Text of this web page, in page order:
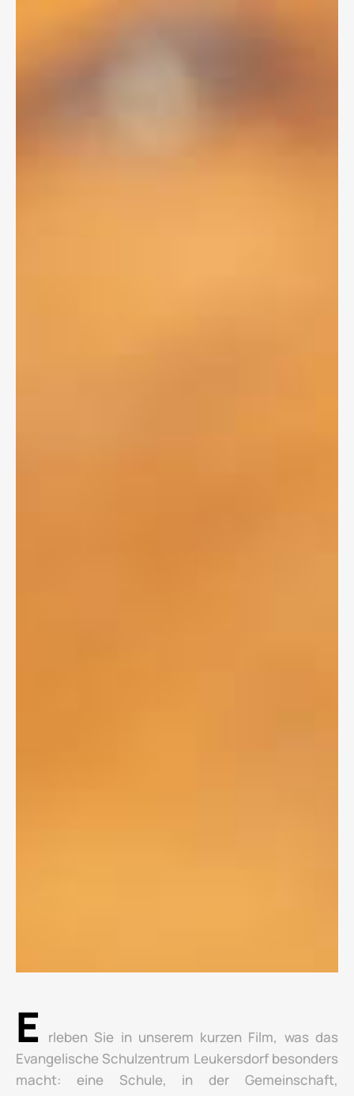
E
rleben Sie in unserem kurzen Film, was das
Evangelische Schulzentrum Leukersdorf besonders
macht: eine Schule, in der Gemeinschaft,